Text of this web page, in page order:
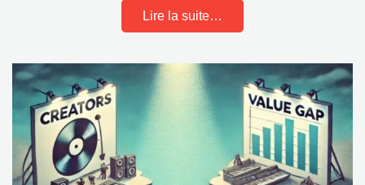
Lire la suite…